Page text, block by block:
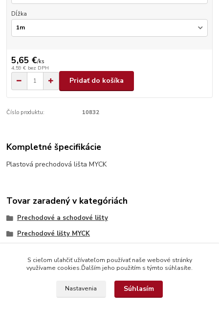
Dĺžka
5,65 €/ks
4,59 € bez DPH
Pridať do košíka
Číslo produktu: 10832
Kompletné špecifikácie
Plastová prechodová lišta MYCK
Tovar zaradený v kategóriách
Prechodové a schodové lišty
Prechodové lišty MYCK
S cieľom uľahčiť užívateľom používať naše webové stránky
využívame cookies.Ďalším jeho použitím s týmto súhlasíte.
Nastavenia Súhlasím